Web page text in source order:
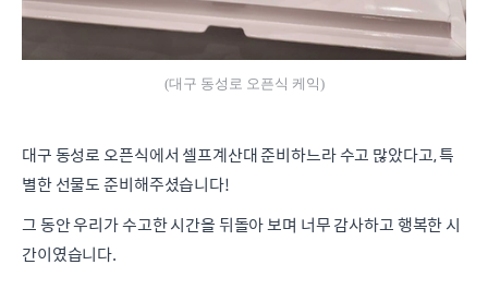
(대구 동성로 오픈식 케익)
대구 동성로 오픈식에서 셀프계산대 준비하느라 수고 많았다고, 특
별한 선물도 준비해주셨습니다!
그 동안 우리가 수고한 시간을 뒤돌아 보며 너무 감사하고 행복한 시
간이였습니다.